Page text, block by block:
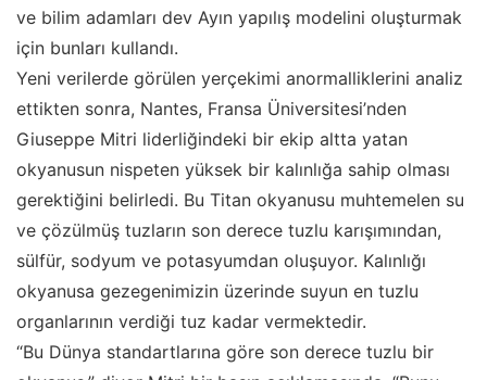
ve bilim adamları dev Ayın yapılış modelini oluşturmak
için bunları kullandı.
Yeni verilerde görülen yerçekimi anormalliklerini analiz
ettikten sonra, Nantes, Fransa Üniversitesi’nden
Giuseppe Mitri liderliğindeki bir ekip altta yatan
okyanusun nispeten yüksek bir kalınlığa sahip olması
gerektiğini belirledi. Bu Titan okyanusu muhtemelen su
ve çözülmüş tuzların son derece tuzlu karışımından,
sülfür, sodyum ve potasyumdan oluşuyor. Kalınlığı
okyanusa gezegenimizin üzerinde suyun en tuzlu
organlarının verdiği tuz kadar vermektedir.
“Bu Dünya standartlarına göre son derece tuzlu bir